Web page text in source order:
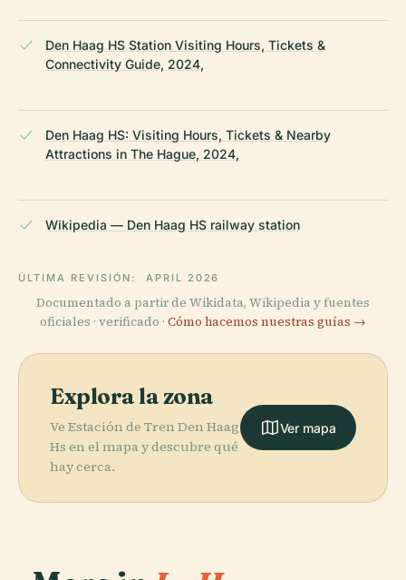
Den Haag HS Station Visiting Hours, Tickets &
Connectivity Guide, 2024,
Den Haag HS: Visiting Hours, Tickets & Nearby
Attractions in The Hague, 2024,
Wikipedia — Den Haag HS railway station
ÚLTIMA REVISIÓN: APRIL 2026
Documentado a partir de Wikidata, Wikipedia y fuentes
oficiales · verificado · Cómo hacemos nuestras guías →
Explora la zona
Ve Estación de Tren Den Haag
Hs en el mapa y descubre qué
hay cerca.
Ver mapa